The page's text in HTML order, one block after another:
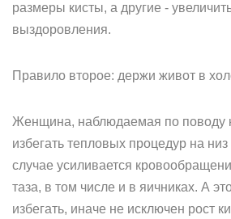
размеры кисты, а другие -
выздоровления.
Правило второе: держи живот в
Женщина, наблюдаемая по поводу
избегать тепловых процедур на
случае усиливается
таза, в том числе и в яичниках. А
избегать, иначе не исключен рост